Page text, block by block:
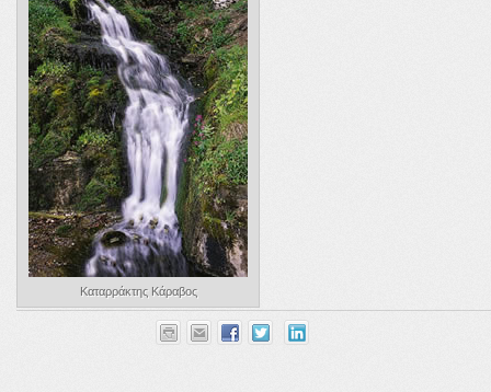
Καταρράκτης Κάραβος